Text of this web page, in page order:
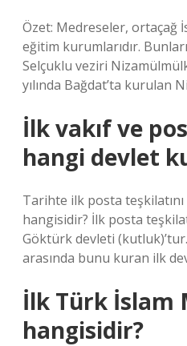
Özet: Medreseler, ortaçağ
eğitim kurumlarıdır.
Selçuklu veziri
yılında Bağdat’ta kurulan
İlk vakıf ve
hangi devlet
Tarihte ilk posta
hangisidir? İlk posta
Göktürk devleti
arasında bunu kuran ilk
İlk Türk İslam
hangisidir?